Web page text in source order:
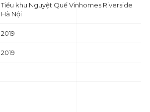
Tiểu khu Nguyệt Quế Vinhomes Riverside
Hà Nội
2019
2019